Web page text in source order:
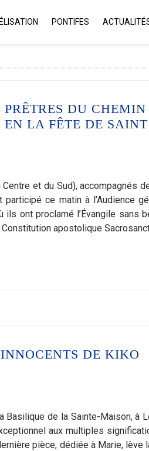
PONTIFES
DU CHEMIN
LA FÊTE DE SAINT
et du Sud), accompagnés
ce matin à l’Audience
ont proclamé l’Évangile sans
apostolique
DE KIKO
Basilique de la Sainte-Maison, à
aux multiples
pièce, dédiée à Marie, lève